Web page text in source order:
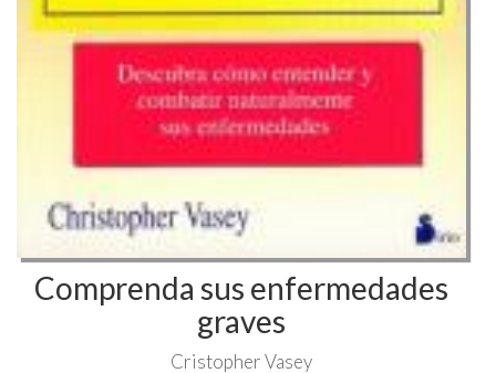
Comprenda sus enfermedades
graves
Cristopher Vasey